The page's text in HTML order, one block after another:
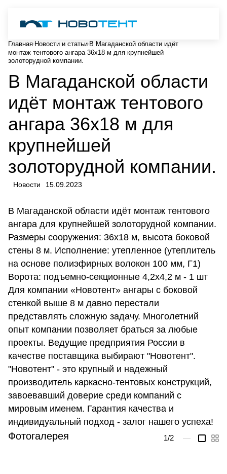
Главная Новости и статьи В Магаданской области идёт
монтаж тентового ангара 36х18 м для крупнейшей
золоторудной компании.
В Магаданской области
идёт монтаж тентового
ангара 36х18 м для
крупнейшей
золоторудной компании.
Новости 15.09.2023
В Магаданской области идёт монтаж тентового
ангара для крупнейшей золоторудной компании.
Размеры сооружения: 36х18 м, высота боковой
стены 8 м. Исполнение: утепленное (утеплитель
на основе полиэфирных волокон 100 мм, Г1)
Ворота: подъемно-секционные 4,2х4,2 м - 1 шт
Для компании «Новотент» ангары с боковой
стенкой выше 8 м давно перестали
представлять сложную задачу. Многолетний
опыт компании позволяет браться за любые
проекты. Ведущие предприятия России в
качестве поставщика выбирают "Новотент".
"Новотент" - это крупный и надежный
производитель каркасно-тентовых конструкций,
завоевавший доверие среди компаний с
мировым именем. Гарантия качества и
индивидуальный подход - залог нашего успеха!
Фотогалерея 1/2 —